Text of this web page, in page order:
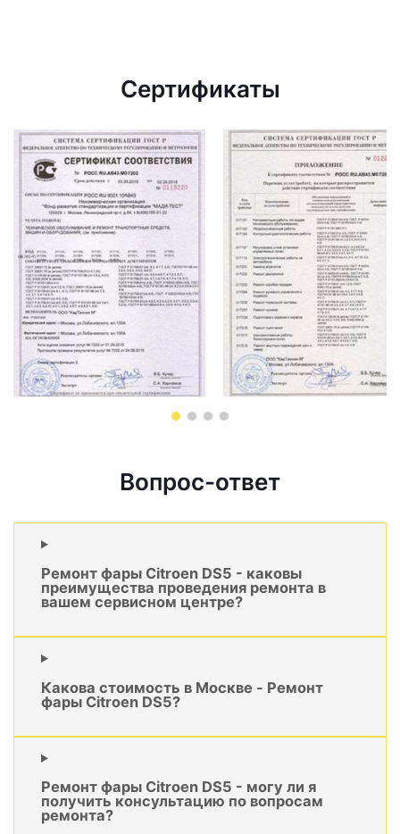
Сертификаты
Вопрос-ответ
Ремонт фары Citroen DS5 - каковы
преимущества проведения ремонта в
вашем сервисном центре?
Какова стоимость в Москве - Ремонт
фары Citroen DS5?
Ремонт фары Citroen DS5 - могу ли я
получить консультацию по вопросам
ремонта?